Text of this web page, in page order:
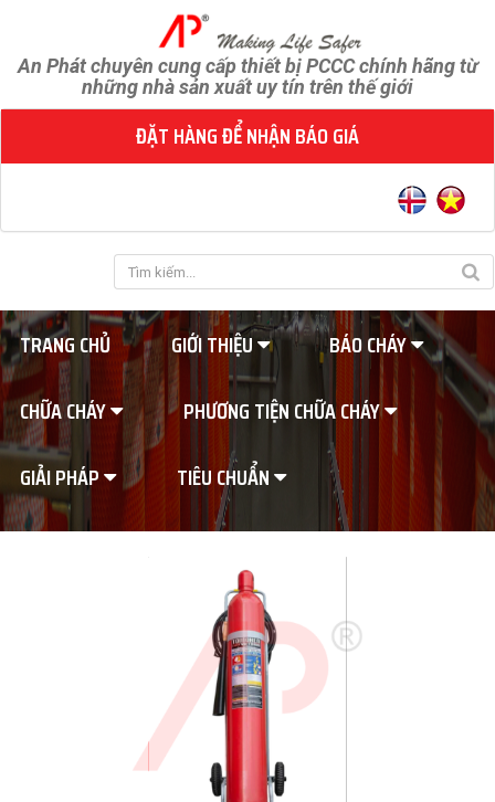
An Phát chuyên cung cấp thiết bị PCCC chính hãng từ
những nhà sản xuất uy tín trên thế giới
ĐẶT HÀNG ĐỂ NHẬN BÁO GIÁ
TRANG CHỦ GIỚI THIỆU
BÁO CHÁY
CHỮA CHÁY
PHƯƠNG TIỆN CHỮA CHÁY
GIẢI PHÁP
TIÊU CHUẨN